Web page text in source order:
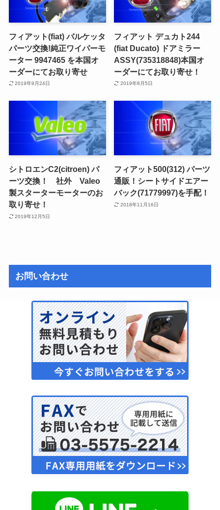
フィアット(fiat) バルケッタ
パーツ交換!純正ワイパーモ
ーター 9947465 を本国オ
ーダーにてお取り寄せ
2019年9月24日
フィアット デュカト244
(fiat Ducato) ドアミラー
ASSY(735318848)本国オ
ーダーにてお取り寄せ！
2019年8月5日
シトロエンC2(citroen) パ
ーツ交換！ 社外 Valeo
製スターターモーターのお
取り寄せ！
2019年12月5日
フィアット500(312) パーツ
通販！シートサイドエアー
バック(71779997)を手配！
2018年11月16日
お問い合わせ